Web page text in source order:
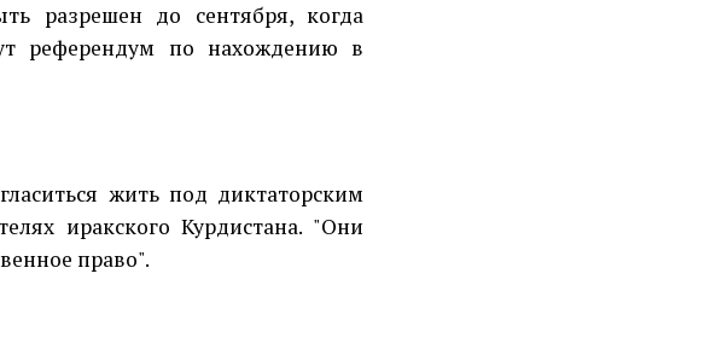
разрешен до сентября, когда
референдум по нахождению в
жить под диктаторским
иракского Курдистана. "Они
право".